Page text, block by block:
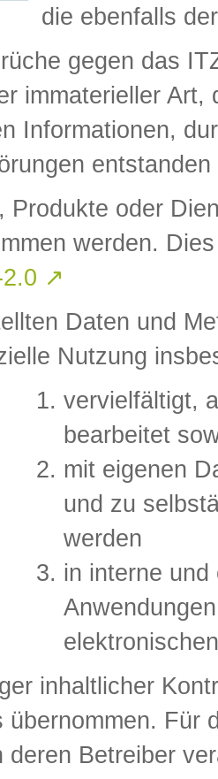
die ebenfalls
gegen das
immaterieller
Informationen,
Produkte oder
werden.
↗
Daten und
Nutzung
vervielfältigt,
bearbeitet
mit eigenen
und zu
werden
in interne
inhaltlicher
übernommen. Für
deren Betreiber